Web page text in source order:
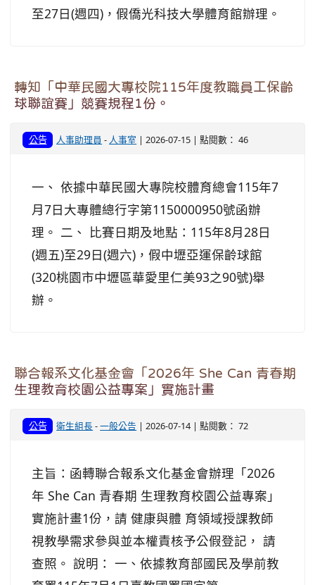
至27日(週四)，假僑光科技大學體育館辦理。
轉知「中華民國大專校院115年度教職員工保齡
球聯誼賽」競賽規程1份。
公告 人事助理員 - 人事室 | 2026-07-15 | 點閱數： 46
一、 依據中華民國大專院校體育總會115年7
月7日大專體總行字第1150000950號函辦
理。 二、 比賽日期及地點：115年8月28日
(週五)至29日(週六)，假中壢亞運保齡球館
(320桃園市中壢區華愛里仁美93之90號)舉
辦。
聯合報系文化基金會「2026年 She Can 青春期
生理教育校園公益專案」實施計畫
公告 衛生組長-一般公告 | 2026-07-14 | 點閱數： 72
主旨：函轉聯合報系文化基金會辦理「2026
年 She Can 青春期 生理教育校園公益專案」
實施計畫1份，請 健康與體 育領域授課教師
視教學需求參與並本權責核予公假登記， 請
查照。 說明： 一、依據教育部國民及學前教